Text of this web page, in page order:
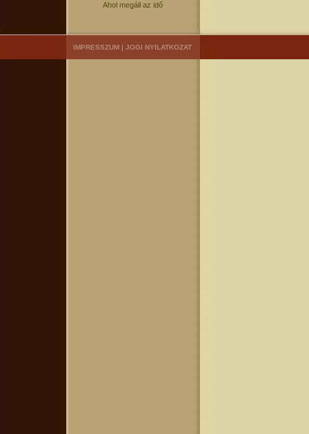
Ahol megáll az idő
IMPRESSZUM | JOGI NYILATKOZAT